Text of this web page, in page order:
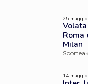
25
Roma
Milan
14